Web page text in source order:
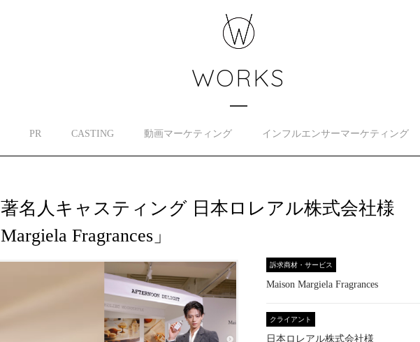
WORKS
PR CASTING 動画マーケティング インフルエンサーマーケティング
著名人キャスティング 日本ロレアル株式会社様
Margiela Fragrances」
訴求商材・サービス
Maison Margiela Fragrances
クライアント
日本ロレアル株式会社様